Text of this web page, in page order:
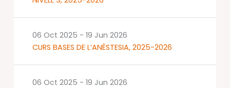
CURS BASES DE L’ANÈSTESIA, 2025-2026
06 Oct 2025 - 19 Jun 2026
06 Oct 2025 - 19 Jun 2026